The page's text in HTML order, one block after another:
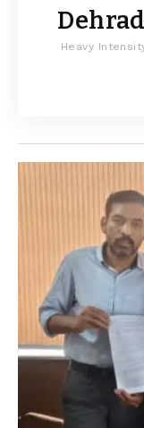
Heavy